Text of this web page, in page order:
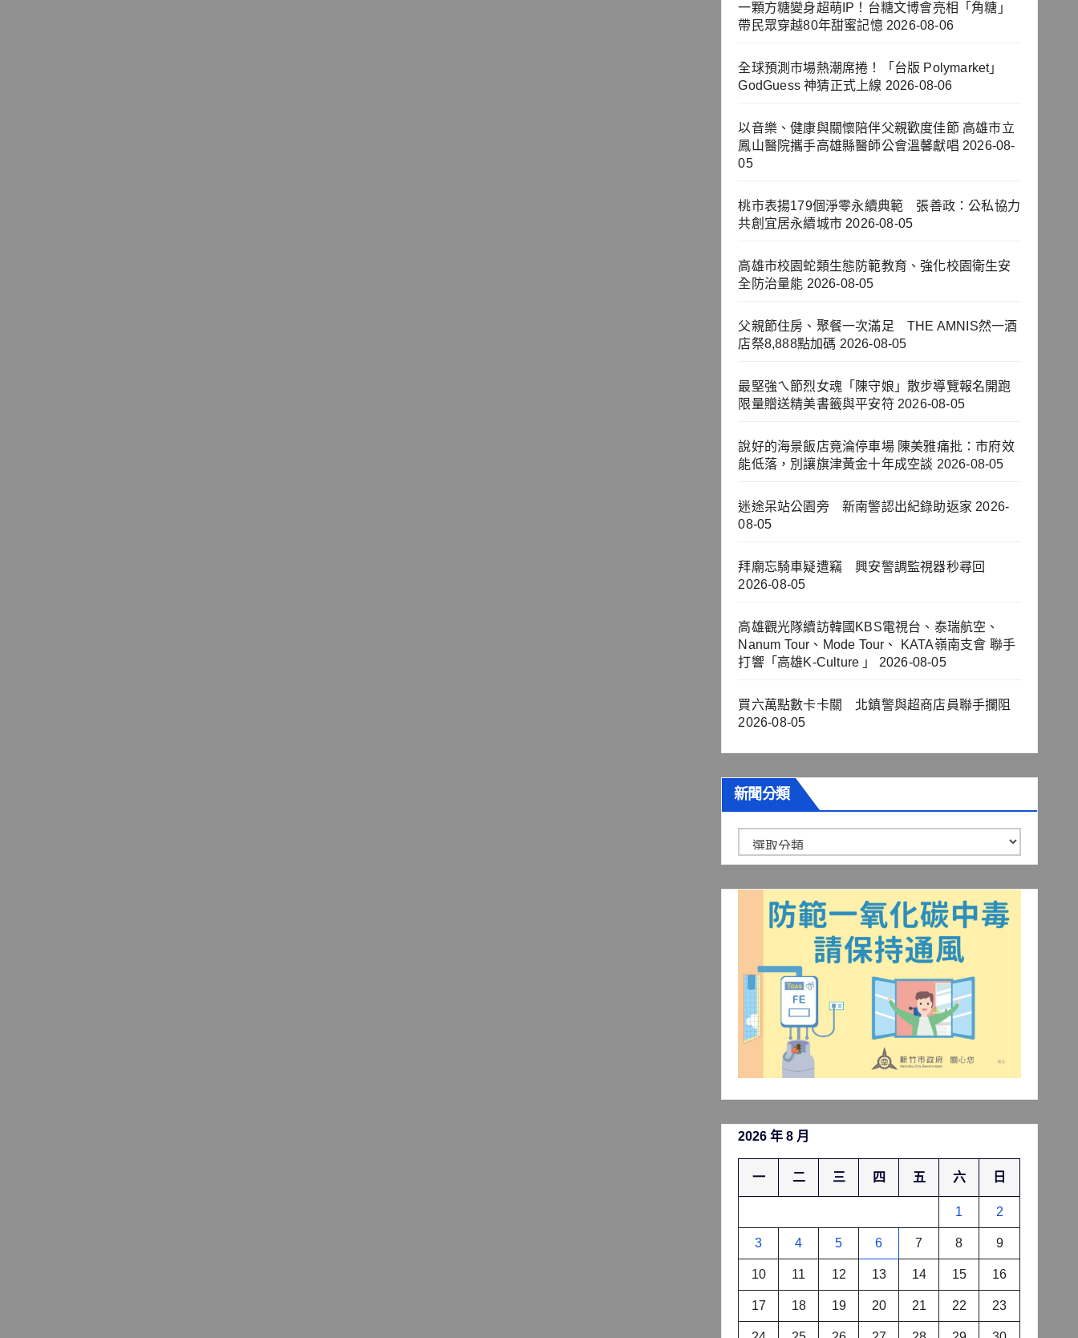
一顆方糖變身超萌IP！台糖文博會亮相「角糖」
帶民眾穿越80年甜蜜記憶 2026-08-06
全球預測市場熱潮席捲！「台版 Polymarket」
GodGuess 神猜正式上線 2026-08-06
以音樂、健康與關懷陪伴父親歡度佳節 高雄市立
鳳山醫院攜手高雄縣醫師公會溫馨獻唱 2026-08-
05
桃市表揚179個淨零永續典範 張善政：公私協力
共創宜居永續城市 2026-08-05
高雄市校園蛇類生態防範教育、強化校園衛生安
全防治量能 2026-08-05
父親節住房、聚餐一次滿足 THE AMNIS然一酒
店祭8,888點加碼 2026-08-05
最堅強ㄟ節烈女魂「陳守娘」散步導覽報名開跑
限量贈送精美書籤與平安符 2026-08-05
說好的海景飯店竟淪停車場 陳美雅痛批：市府效
能低落，別讓旗津黃金十年成空談 2026-08-05
迷途呆站公園旁 新南警認出紀錄助返家 2026-
08-05
拜廟忘騎車疑遭竊 興安警調監視器秒尋回
2026-08-05
高雄觀光隊續訪韓國KBS電視台、泰瑞航空、
Nanum Tour、Mode Tour、 KATA嶺南支會 聯手
打響「高雄K-Culture 」
2026-08-05
買六萬點數卡卡關 北鎮警與超商店員聯手攔阻
2026-08-05
新聞分類
聞
分
2026 年 8 月
一 二 三 四 五 六 日
1 2
3 4 5 6 7 8 9
10 11 12 13 14 15 16
17 18 19 20 21 22 23